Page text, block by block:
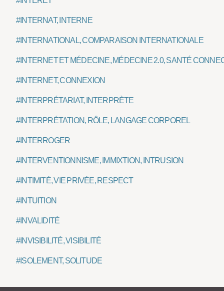
#INTERNAT, INTERNE
#INTERNATIONAL, COMPARAISON INTERNATIONALE
#INTERNET ET MÉDECINE, MÉDECINE 2.0, SANTÉ
#INTERNET, CONNEXION
#INTERPRÉTARIAT, INTERPRÈTE
#INTERPRÉTATION, RÔLE, LANGAGE CORPOREL
#INTERROGER
#INTERVENTIONNISME, IMMIXTION, INTRUSION
#INTIMITÉ, VIE PRIVÉE, RESPECT
#INTUITION
#INVALIDITÉ
#INVISIBILITÉ, VISIBILITÉ
#ISOLEMENT, SOLITUDE